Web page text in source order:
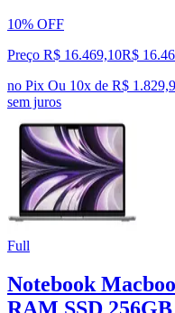
10% OFF
Preço R$ 16.469,10R$
no Pix Ou 10x de R$
sem juros
Full
Notebook
RAM SSD